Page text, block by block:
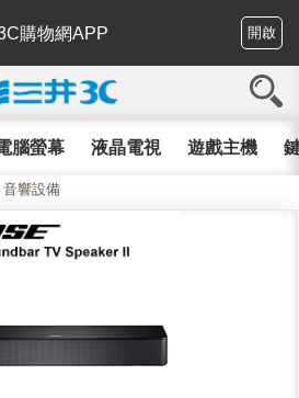
購物網APP 開啟
腦螢幕 液晶電視 遊戲主機
音響設備